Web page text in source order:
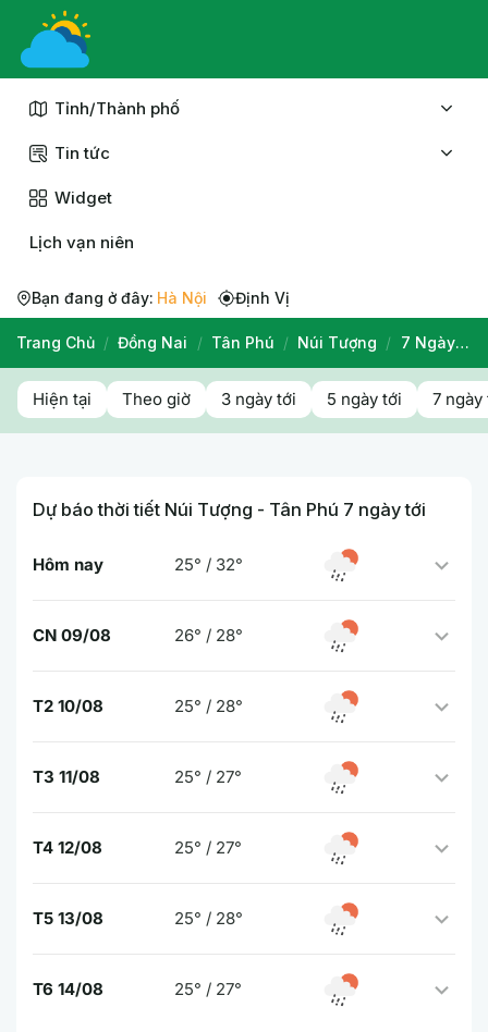
Chuyển
nội
Tỉnh/Thành phố
Tin tức
Widget
Lịch vạn niên
Bạn đang ở đây: Hà Nội Định Vị
Trang Chủ / Đồng Nai / Tân Phú / Núi Tượng / 7 Ngày Tới
Hiện tại Theo giờ 3 ngày tới 5 ngày tới 7 ngày
Dự báo thời tiết Núi Tượng - Tân Phú 7 ngày tới
Hôm nay 25° / 32°
CN 09/08 26° / 28°
T2 10/08 25° / 28°
T3 11/08 25° / 27°
T4 12/08 25° / 27°
T5 13/08 25° / 28°
T6 14/08 25° / 27°